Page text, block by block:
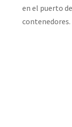
en el puerto
contenedores.